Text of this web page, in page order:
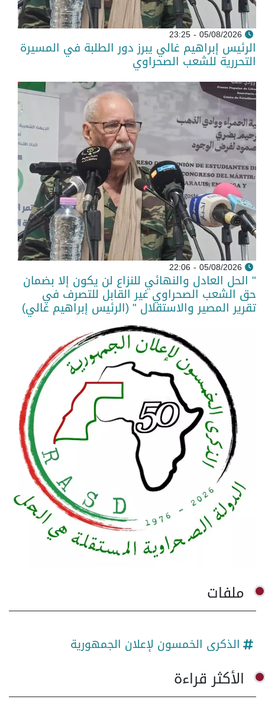
05/08/2026 - 23:25
الرئيس إبراهيم غالي يبرز دور الطلبة في المسيرة
التحررية للشعب الصحراوي
05/08/2026 - 22:06
" الحل العادل والنهائي للنزاع لن يكون إلا بضمان
حق الشعب الصحراوي غير القابل للتصرف في
تقرير المصير والاستقلال " (الرئيس إبراهيم غالي)
ملفات
الذكرى الخمسون لإعلان الجمهورية
الأكثر قراءة